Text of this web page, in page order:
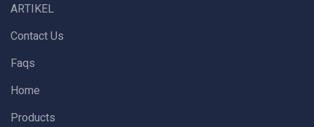
ARTIKEL
Contact Us
Faqs
Home
Products